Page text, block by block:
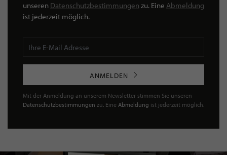
unseren Datenschutzbestimmungen zu. Eine Abmeldung
ist jederzeit möglich.
ANMELDEN
Mit der Anmeldung an unserem Newsletter stimmen Sie unseren
Datenschutzbestimmungen zu. Eine Abmeldung ist jederzeit möglich.